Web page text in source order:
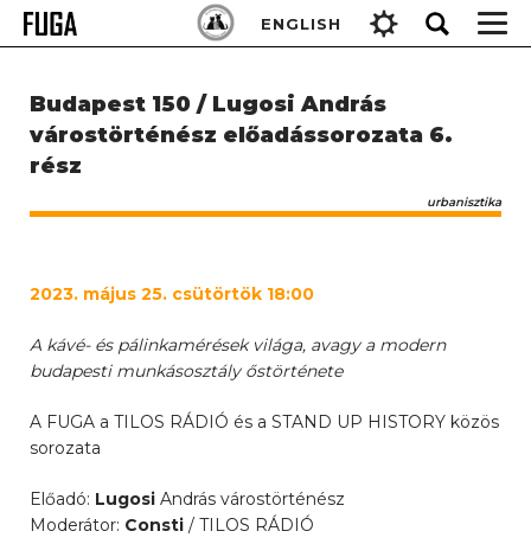
Skip
ENGLISH
Keresés:
Budapest 150 / Lugosi András
várostörténész előadássorozata 6.
rész
urbanisztika
2023. május 25. csütörtök 18:00
A kávé- és pálinkamérések világa, avagy a modern
budapesti munkásosztály őstörténete
A FUGA a TILOS RÁDIÓ és a STAND UP HISTORY közös
sorozata
Előadó: Lugosi András várostörténész
Moderátor: Consti / TILOS RÁDIÓ